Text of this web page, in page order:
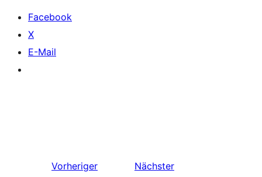
Facebook
X
E-Mail
Vorheriger
Nächster